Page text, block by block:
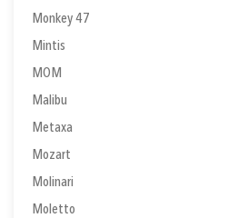
Monkey 47
Mintis
MOM
Malibu
Metaxa
Mozart
Molinari
Moletto